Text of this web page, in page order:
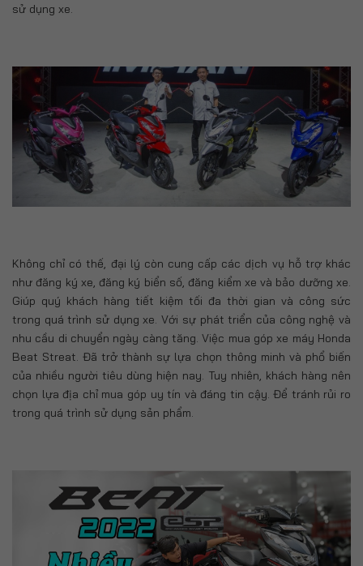
sử dụng xe.
Không chỉ có thế, đại lý còn cung cấp các dịch vụ hỗ trợ khác
như đăng ký xe, đăng ký biển số, đăng kiểm xe và bảo dưỡng xe.
Giúp quý khách hàng tiết kiệm tối đa thời gian và công sức
trong quá trình sử dụng xe. Với sự phát triển của công nghệ và
nhu cầu di chuyển ngày càng tăng. Việc mua góp xe máy Honda
Beat Streat. Đã trở thành sự lựa chọn thông minh và phổ biến
của nhiều người tiêu dùng hiện nay. Tuy nhiên, khách hàng nên
chọn lựa địa chỉ mua góp uy tín và đáng tin cậy. Để tránh rủi ro
trong quá trình sử dụng sản phẩm.